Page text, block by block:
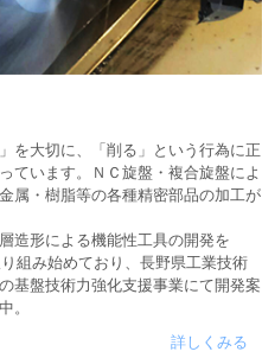
」を大切に、「削る」という行為に正
ています。ＮＣ旋盤・複合旋盤によ
属・樹脂等の各種精密部品の加工が
造形による機能性工具の開発を
組み始めており、長野県工業技術
基盤技術力強化支援事業にて開発案
。
詳しくみる